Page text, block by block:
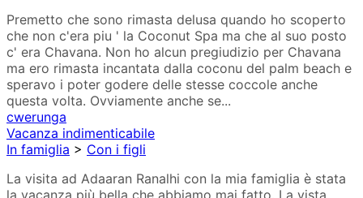
Premetto che sono rimasta delusa quando ho scoperto
che non c'era piu ' la Coconut Spa ma che al suo posto
c' era Chavana. Non ho alcun pregiudizio per Chavana
ma ero rimasta incantata dalla coconu del palm beach e
speravo i poter godere delle stesse coccole anche
questa volta. Ovviamente anche se...
cwerunga
Vacanza indimenticabile
In famiglia > Con i figli
La visita ad Adaaran Ranalhi con la mia famiglia è stata